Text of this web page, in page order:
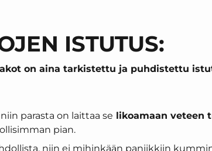
ISTUTUS:
on aina tarkistettu ja puhdistettu
parasta on laittaa se likoamaan veteen
pian.
niin ei mihinkään paniikkiin